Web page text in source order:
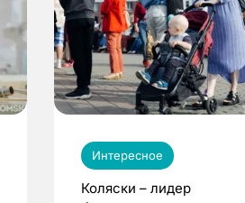
Интересное
Коляски – лидер